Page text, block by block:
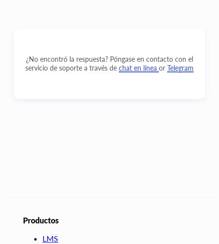
¿No encontró la respuesta? Póngase en contacto con el
servicio de soporte a través de chat en línea or Telegram
Productos
LMS